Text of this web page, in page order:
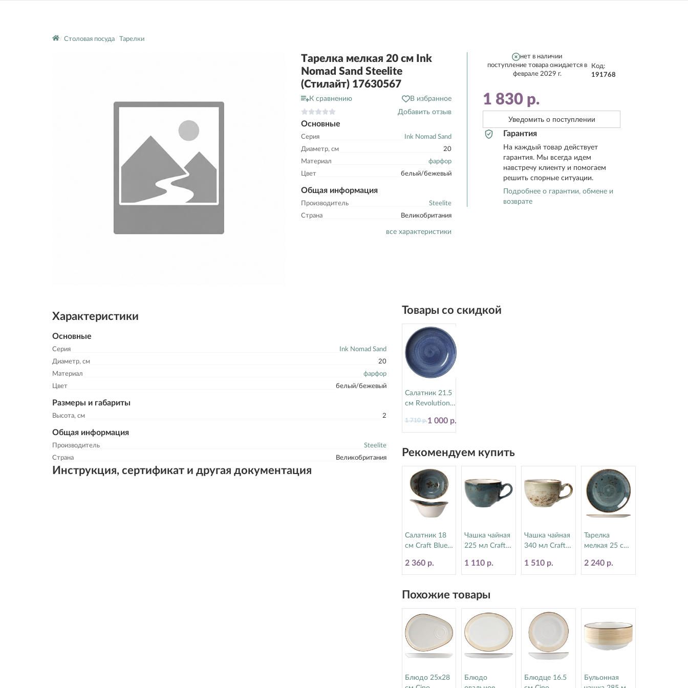
Столовая посуда Тарелки
Тарелка мелкая 20 см Ink
Nomad Sand Steelite
(Стилайт) 17630567
К сравнению
В избранное
Добавить отзыв
Основные
Серия
Ink Nomad Sand
Диаметр, см
20
Материал
фарфор
Цвет
белый/бежевый
Общая информация
Производитель
Steelite
Страна
Великобритания
все характеристики
нет в наличии
поступление товара ожидается в
феврале 2029 г.
Код:
191768
1 830 р.
Уведомить о поступлении
Гарантия
На каждый товар действует
гарантия. Мы всегда идем
навстречу клиенту и помогаем
решить спорные ситуации.
Подробнее о гарантии, обмене и
возврате
Характеристики
Основные
Серия
Ink Nomad Sand
Диаметр, см
20
Материал
фарфор
Цвет
белый/бежевый
Размеры и габариты
Высота, см 2
Общая информация
Производитель
Steelite
Страна
Великобритания
Инструкция, сертификат и другая документация
Товары со скидкой
Салатник 21.5
см Revolution
Steelite
(Стилайт)
1 000 р.
1 710 р.
Рекомендуем купить
Салатник 18
см Craft Blue
(Стилайт)
11300524
2 360 р.
Чашка чайная
225 мл Craft
(Стилайт)
11300189
1 110 р.
Чашка чайная
340 мл Craft
(Стилайт)
11310152
1 510 р.
Тарелка
мелкая 25 см
Steelite
(Стилайт)
2 240 р.
Похожие товары
Блюдо 25х28
Блюдо
Блюдце 16.5
Бульонная